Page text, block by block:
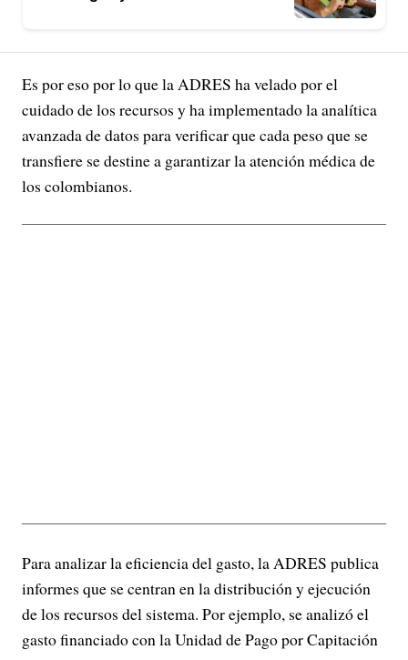
Es por eso por lo que la ADRES ha velado por el
cuidado de los recursos y ha implementado la analítica
avanzada de datos para verificar que cada peso que se
transfiere se destine a garantizar la atención médica de
los colombianos.
Para analizar la eficiencia del gasto, la ADRES publica
informes que se centran en la distribución y ejecución
de los recursos del sistema. Por ejemplo, se analizó el
gasto financiado con la Unidad de Pago por Capitación